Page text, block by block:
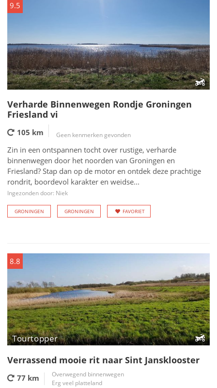
9.5
Verharde Binnenwegen Rondje Groningen
Friesland vi
105 km Geen kenmerken gevonden
Zin in een ontspannen tocht over rustige, verharde
binnenwegen door het noorden van Groningen en
Friesland? Stap dan op de motor en ontdek deze prachtige
rondrit, boordevol karakter en weidse...
Ingezonden door: Niek
GRONINGEN GRONINGEN FAVORIET
8.8
Tourtopper
Verrassend mooie rit naar Sint Jansklooster
77 km
Overwegend binnenwegen
Erg veel platteland